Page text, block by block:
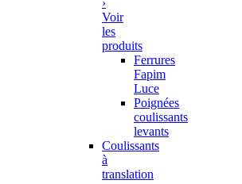
Voir
les
produits
Ferrures
Fapim
Luce
Poignées
coulissants
levants
Coulissants
à
translation